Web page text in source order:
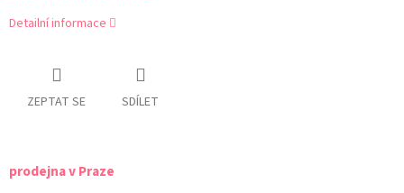
Detailní informace
ZEPTAT SE SDÍLET
prodejna v Praze